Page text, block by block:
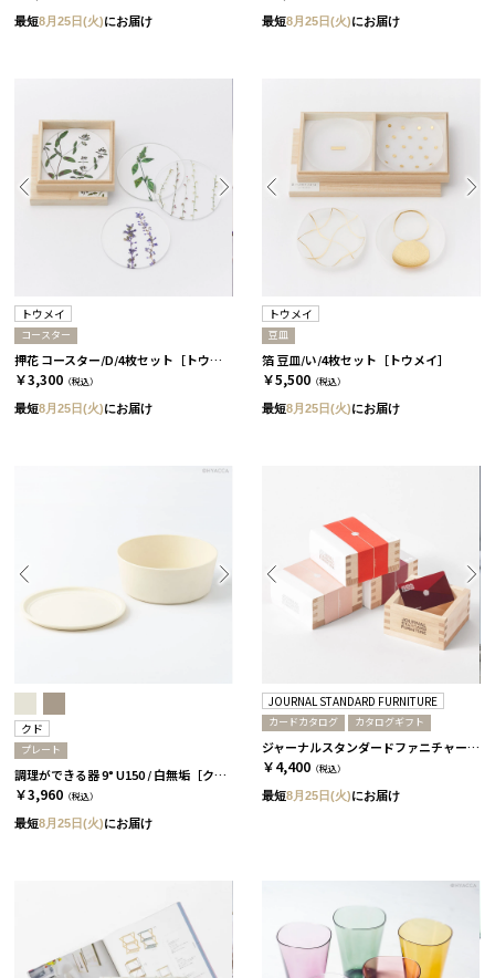
最短8月25日(火)にお届け 最短8月25日(火)にお届け
トウメイ
コースター
押花 コースター/D/4枚セット［トウメイ］
￥3,300 （税込）
最短8月25日(火)にお届け
トウメイ
豆皿
箔 豆皿/い/4枚セット［トウメイ］
￥5,500 （税込）
最短8月25日(火)にお届け
クド
プレート
調理ができる器 9° U150 / 白無垢［クド］
￥3,960 （税込）
最短8月25日(火)にお届け
JOURNAL STANDARD FURNITURE
カードカタログ カタログギフト
ジャーナルスタンダードファニチャー / 椿
￥4,400 （税込）
最短8月25日(火)にお届け